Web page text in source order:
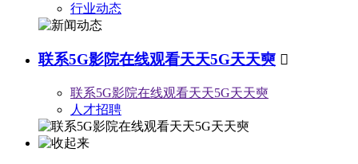
行业动态
联系5G影院在线观看天天5G天天奭 
联系5G影院在线观看天天5G天天奭
人才招聘